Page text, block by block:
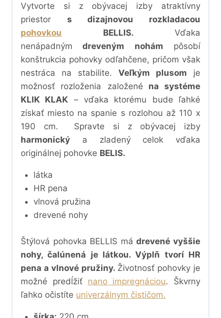
Vytvorte si z obývacej izby atraktívny
priestor s dizajnovou rozkladacou
pohovkou BELLIS. Vďaka
nenápadným dreveným nohám pôsobí
konštrukcia pohovky odľahčene, pričom však
nestráca na stabilite. Veľkým plusom je
možnosť rozloženia založené na systéme
KLIK KLAK – vďaka ktorému bude ľahké
získať miesto na spanie s rozlohou až 110 x
190 cm.
Spravte si z obývacej izby
harmonický a zladený celok vďaka
originálnej pohovke BELIS.
látka
HR pena
vlnová pružina
drevené nohy
Štýlová pohovka BELLIS mádrevené vyššie
nohy, čalúnená je látkou. Výplň tvorí HR
pena a vlnové pružiny. Životnosť pohovky je
možné predĺžiť nano impregnáciou. Škvrny
ľahko očistíte univerzálnym čističom.